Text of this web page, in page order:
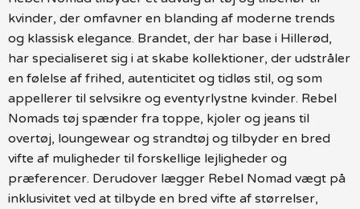
kvinder, der omfavner en blanding af moderne trends
og klassisk elegance. Brandet, der har base i Hillerød,
har specialiseret sig i at skabe kollektioner, der udstråler
en følelse af frihed, autenticitet og tidløs stil, og som
appellerer til selvsikre og eventyrlystne kvinder. Rebel
Nomads tøj spænder fra toppe, kjoler og jeans til
overtøj, loungewear og strandtøj og tilbyder en bred
vifte af muligheder til forskellige lejligheder og
præferencer. Derudover lægger Rebel Nomad vægt på
inklusivitet ved at tilbyde en bred vifte af størrelser,